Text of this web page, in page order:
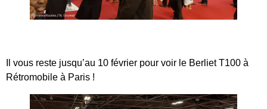
Il vous reste jusqu’au 10 février pour voir le Berliet T100 à
Rétromobile à Paris !